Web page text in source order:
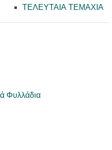
ΤΕΛΕΥΤΑΙΑ ΤΕΜΑΧΙΑ
Φυλλάδια